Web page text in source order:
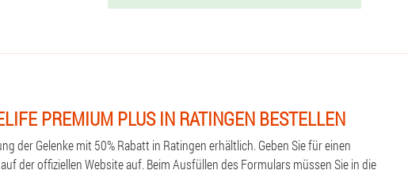
PREMIUM PLUS IN RATINGEN BESTELLEN
der Gelenke mit 50% Rabatt in Ratingen erhältlich. Geben Sie für einen
der offiziellen Website auf. Beim Ausfüllen des Formulars müssen Sie in die